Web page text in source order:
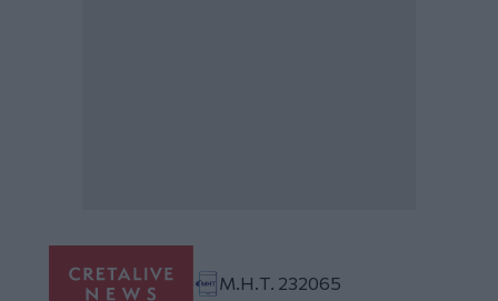
Μ.Η.Τ. 232065